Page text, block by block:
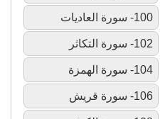
100- سورة العاديات
102- سورة التكاثر
104- سورة الهمزة
106- سورة قريش